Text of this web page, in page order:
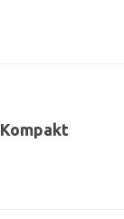
Kompakt